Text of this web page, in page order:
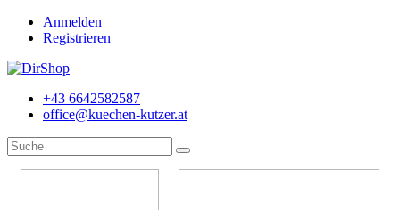
Anmelden
Registrieren
+43 6642582587
office@kuechen-kutzer.at